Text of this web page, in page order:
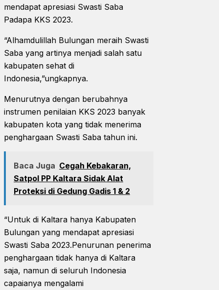
mendapat apresiasi Swasti Saba
Padapa KKS 2023.
“Alhamdulillah Bulungan meraih Swasti
Saba yang artinya menjadi salah satu
kabupaten sehat di
Indonesia,”ungkapnya.
Menurutnya dengan berubahnya
instrumen penilaian KKS 2023 banyak
kabupaten kota yang tidak menerima
penghargaan Swasti Saba tahun ini.
Baca Juga Cegah Kebakaran,
Satpol PP Kaltara Sidak Alat
Proteksi di Gedung Gadis 1 & 2
“Untuk di Kaltara hanya Kabupaten
Bulungan yang mendapat apresiasi
Swasti Saba 2023.Penurunan penerima
penghargaan tidak hanya di Kaltara
saja, namun di seluruh Indonesia
capaianya mengalami